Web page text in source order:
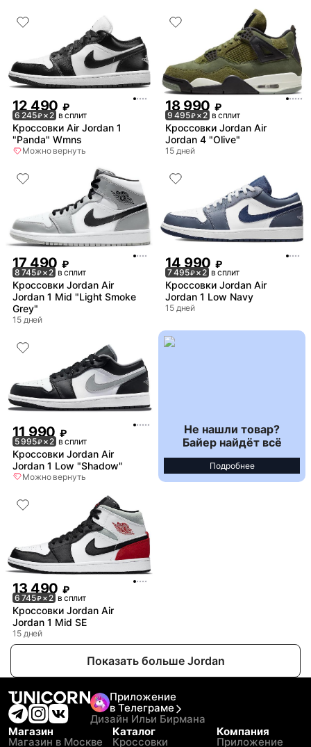
12 490 ₽
6 245₽× 2 в сплит
Кроссовки Air Jordan 1
"Panda" Wmns
Можно вернуть
18 990 ₽
9 495₽× 2 в сплит
Кроссовки Jordan Air
Jordan 4 "Olive"
15 дней
17 490 ₽
8 745₽× 2 в сплит
Кроссовки Jordan Air
Jordan 1 Mid "Light Smoke
Grey"
15 дней
14 990 ₽
7 495₽× 2 в сплит
Кроссовки Jordan Air
Jordan 1 Low Navy
15 дней
11 990 ₽
5 995₽× 2 в сплит
Кроссовки Jordan Air
Jordan 1 Low "Shadow"
Можно вернуть
Не нашли товар?
Байер найдёт всё
Подробнее
13 490 ₽
6 745₽× 2 в сплит
Кроссовки Jordan Air
Jordan 1 Mid SE
15 дней
Показать больше Jordan
Приложение
в Телеграме
Дизайн Ильи Бирмана
Магазин
Магазин в Москве
Каталог
Кроссовки
Компания
Приложение